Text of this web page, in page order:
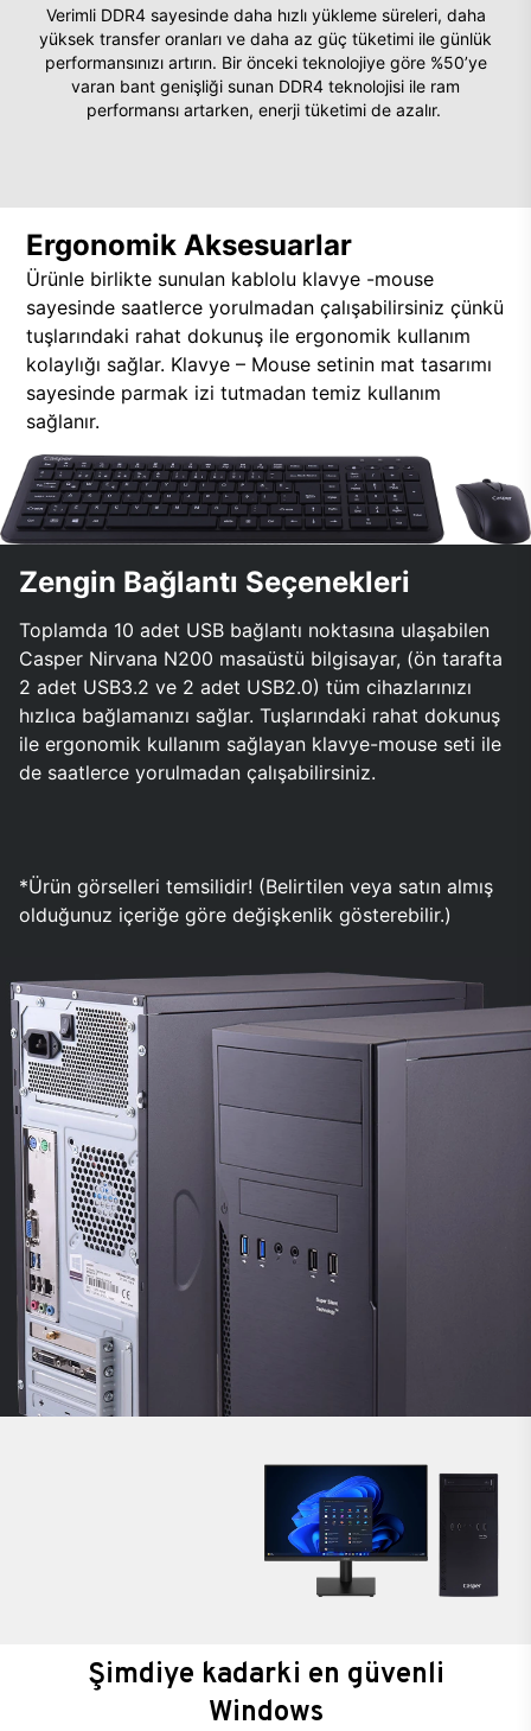
Verimli DDR4 sayesinde daha hızlı yükleme süreleri, daha
yüksek transfer oranları ve daha az güç tüketimi ile günlük
performansınızı artırın. Bir önceki teknolojiye göre %50’ye
varan bant genişliği sunan DDR4 teknolojisi ile ram
performansı artarken, enerji tüketimi de azalır.
Ergonomik Aksesuarlar
Ürünle birlikte sunulan kablolu klavye -mouse
sayesinde saatlerce yorulmadan çalışabilirsiniz çünkü
tuşlarındaki rahat dokunuş ile ergonomik kullanım
kolaylığı sağlar. Klavye – Mouse setinin mat tasarımı
sayesinde parmak izi tutmadan temiz kullanım
sağlanır.
Zengin Bağlantı Seçenekleri
Toplamda 10 adet USB bağlantı noktasına ulaşabilen
Casper Nirvana N200 masaüstü bilgisayar, (ön tarafta
2 adet USB3.2 ve 2 adet USB2.0) tüm cihazlarınızı
hızlıca bağlamanızı sağlar. Tuşlarındaki rahat dokunuş
ile ergonomik kullanım sağlayan klavye-mouse seti ile
de saatlerce yorulmadan çalışabilirsiniz.
*Ürün görselleri temsilidir! (Belirtilen veya satın almış
olduğunuz içeriğe göre değişkenlik gösterebilir.)
Şimdiye kadarki en güvenli
Windows